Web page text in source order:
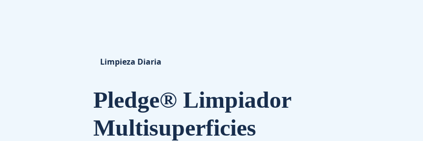
Limpieza Diaria
Pledge® Limpiador
Multisuperficies